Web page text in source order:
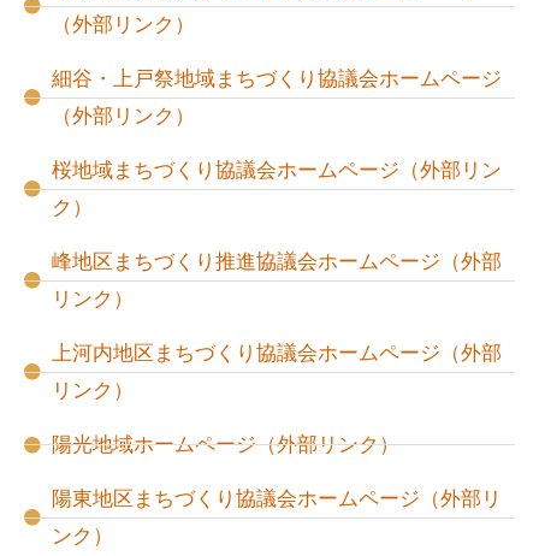
（外部リンク）
細谷・上戸祭地域まちづくり協議会ホームページ
（外部リンク）
桜地域まちづくり協議会ホームページ（外部リン
ク）
峰地区まちづくり推進協議会ホームページ（外部
リンク）
上河内地区まちづくり協議会ホームページ（外部
リンク）
陽光地域ホームページ（外部リンク）
陽東地区まちづくり協議会ホームページ（外部リ
ンク）